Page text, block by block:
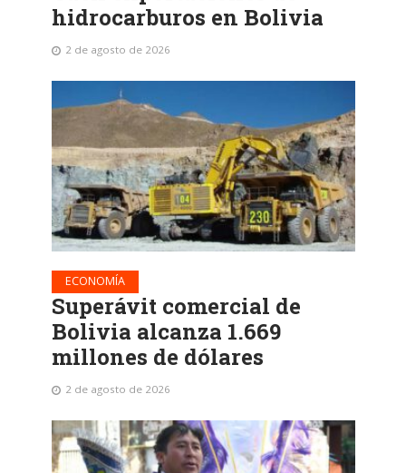
hidrocarburos en Bolivia
2 de agosto de 2026
ECONOMÍA
Superávit comercial de
Bolivia alcanza 1.669
millones de dólares
2 de agosto de 2026